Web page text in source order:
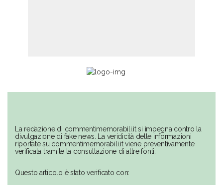
La redazione di commentimemorabili.it si impegna contro la
divulgazione di fake news. La veridicità delle informazioni
riportate su commentimemorabili.it viene preventivamente
verificata tramite la consultazione di altre fonti.
Questo articolo è stato verificato con: